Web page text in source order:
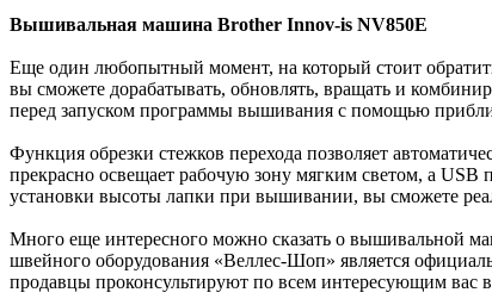
Вышивальная машина Brother Innov-is NV850E
Еще один любопытный момент, на который стоит
вы сможете дорабатывать, обновлять, вращать и
перед запуском программы вышивания с помощью
Функция обрезки стежков перехода позволяет
прекрасно освещает рабочую зону мягким светом, а USB
установки высоты лапки при вышивании, вы сможете
Много еще интересного можно сказать о вышивальной
швейного оборудования «Веллес-Шоп» является
продавцы проконсультируют по всем интересующим вас